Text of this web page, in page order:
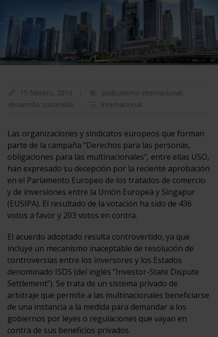
15 febrero, 2019 sindicalismo internacional,
desarrollo sostenible
Internacional
Las organizaciones y sindicatos europeos que forman
parte de la campaña “Derechos para las personas,
obligaciones para las multinacionales”, entre ellas USO,
han expresado su decepción por la reciente aprobación
en el Parlamento Europeo de los tratados de comercio
y de inversiones entre la Unión Europea y Singapur
(EUSIPA). El resultado de la votación ha sido de 436
votos a favor y 203 votos en contra.
El acuerdo adoptado resulta controvertido, ya que
incluye un mecanismo inaceptable de resolución de
controversias entre los inversores y los Estados
denominado ISDS (del inglés “Investor-State Dispute
Settlement”). Se trata de un sistema privado de
arbitraje que permite a las multinacionales beneficiarse
de una instancia a la medida para demandar a los
gobiernos por leyes o regulaciones que vayan en
contra de sus beneficios privados.